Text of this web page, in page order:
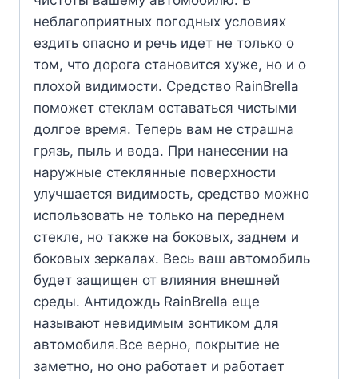
неблагоприятных погодных условиях
ездить опасно и речь идет не только о
том, что дорога становится хуже, но и о
плохой видимости. Средство RainBrella
поможет стеклам оставаться чистыми
долгое время. Теперь вам не страшна
грязь, пыль и вода. При нанесении на
наружные стеклянные поверхности
улучшается видимость, средство можно
использовать не только на переднем
стекле, но также на боковых, заднем и
боковых зеркалах. Весь ваш автомобиль
будет защищен от влияния внешней
среды. Антидождь RainBrella еще
называют невидимым зонтиком для
автомобиля.Все верно, покрытие не
заметно, но оно работает и работает